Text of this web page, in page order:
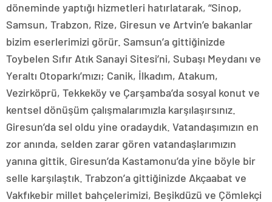
döneminde yaptığı hizmetleri hatırlatarak, “Sinop,
Samsun, Trabzon, Rize, Giresun ve Artvin’e bakanlar
bizim eserlerimizi görür. Samsun’a gittiğinizde
Toybelen Sıfır Atık Sanayi Sitesi’ni, Subaşı Meydanı ve
Yeraltı Otoparkı’mızı; Canik, İlkadım, Atakum,
Vezirköprü, Tekkeköy ve Çarşamba’da sosyal konut ve
kentsel dönüşüm çalışmalarımızla karşılaşırsınız.
Giresun’da sel oldu yine oradaydık. Vatandaşımızın en
zor anında, selden zarar gören vatandaşlarımızın
yanına gittik. Giresun’da Kastamonu’da yine böyle bir
selle karşılaştık. Trabzon’a gittiğinizde Akçaabat ve
Vakfıkebir millet bahçelerimizi, Beşikdüzü ve Çömlekçi